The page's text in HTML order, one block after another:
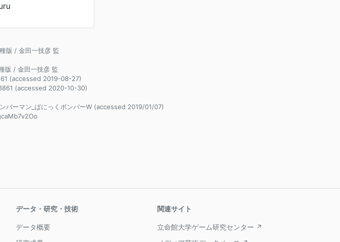
版 / 金田一技彦 監
版 / 金田一技彦 監
(accessed 2019-08-27)
(accessed 2020-10-30)
ーマン_ぱにっくボンバーW (accessed 2019/01/07)
データ・研究・技術
データ概要
関連サイト
立命館大学ゲーム研究センター ↗